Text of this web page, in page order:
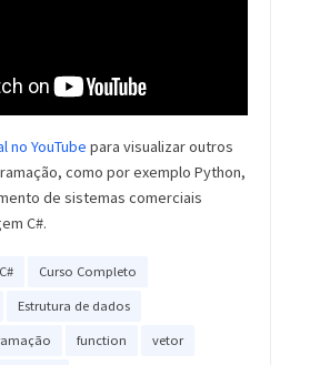
no YouTube para visualizar outros
como por exemplo Python,
de sistemas comerciais
C#.
C# Curso Completo
Estrutura de dados
function vetor